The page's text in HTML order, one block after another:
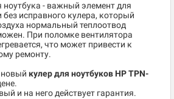
- важный элемент для
без исправного кулера, который
нормальный теплоотвод
При поломке вентилятора
что может привести к
ремонту.
кулер для ноутбуков HP TPN-
и на него действует гарантия.